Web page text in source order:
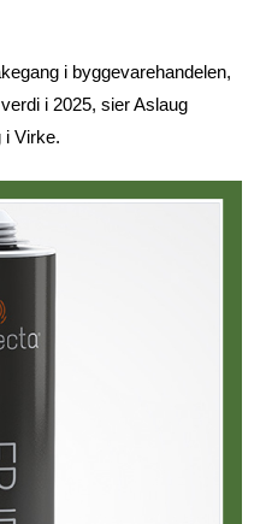
i byggevarehandelen,
i 2025, sier Aslaug
i Virke.